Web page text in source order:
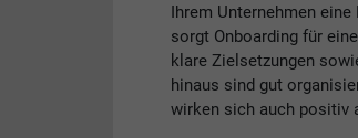
Ihrem Unternehmen
sorgt Onboarding für
klare Zielsetzungen
hinaus sind gut
wirken sich auch positiv